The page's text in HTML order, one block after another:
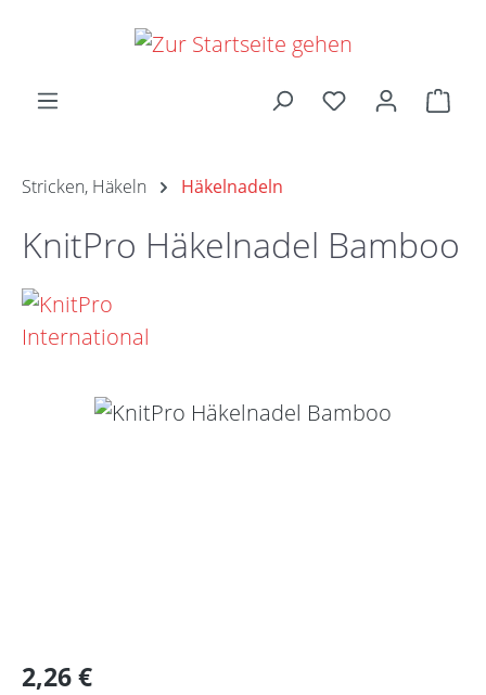
Zum Hauptinhalt springen
Stricken, Häkeln Häkelnadeln
KnitPro Häkelnadel Bamboo
Bildergalerie überspringen
Regulärer Preis:
2,26 €